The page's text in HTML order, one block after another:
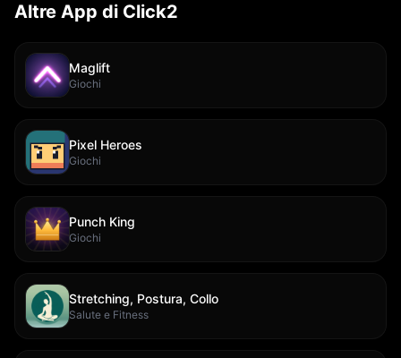
Altre App di Click2
Maglift
Giochi
Pixel Heroes
Giochi
Punch King
Giochi
Stretching, Postura, Collo
Salute e Fitness